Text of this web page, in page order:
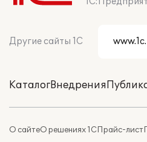
Другие сайты 1С
КаталогВнедрения
О сайтеО решениях 1СПрайс-лист